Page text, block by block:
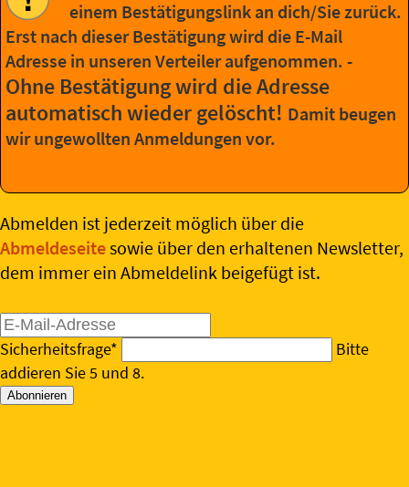
einem Bestätigungslink an dich/Sie zurück.
Erst nach dieser Bestätigung wird die E-Mail
Adresse in unseren Verteiler aufgenommen. -
Ohne Bestätigung wird die Adresse
automatisch wieder gelöscht! Damit beugen
wir ungewollten Anmeldungen vor.
Abmelden ist jederzeit möglich über die
Abmeldeseitesowie über den erhaltenen Newsletter,
dem immer ein Abmeldelink beigefügt ist.
E-
Mail-
Adresse
Pflichtfeld
Sicherheitsfrage*
Bitte
addieren Sie 5 und 8.
Abonnieren